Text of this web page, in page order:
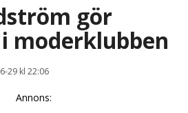
gör
moderklubben
29 kl 22:06
Annons: